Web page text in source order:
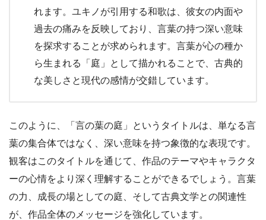
れます。ユキノが引用する和歌は、彼女の内面や
過去の痛みを反映しており、言葉の持つ深い意味
を探求することが求められます。言葉が心の種か
ら生まれる「庭」として描かれることで、古典的
な美しさと現代の感情が交錯しています。
このように、「言の葉の庭」というタイトルは、単なる言
葉の集合体ではなく、深い意味を持つ象徴的な表現です。
観客はこのタイトルを通じて、作品のテーマやキャラクタ
ーの心情をより深く理解することができるでしょう。言葉
の力、成長の場としての庭、そして古典文学との関連性
が、作品全体のメッセージを強化しています。